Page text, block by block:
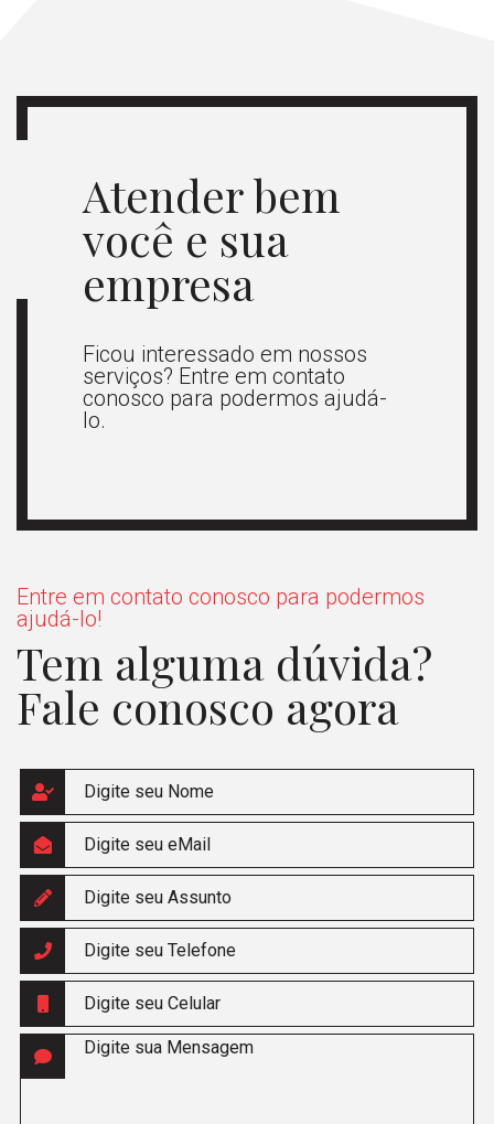
Atender bem
você e sua
empresa
Ficou interessado em nossos
serviços? Entre em contato
conosco para podermos ajudá-
lo.
Entre em contato conosco para podermos
ajudá-lo!
Tem alguma dúvida?
Fale conosco agora